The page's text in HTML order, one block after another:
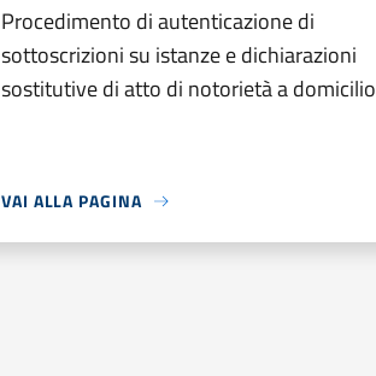
Procedimento di autenticazione di
sottoscrizioni su istanze e dichiarazioni
sostitutive di atto di notorietà a domicilio
VAI ALLA PAGINA